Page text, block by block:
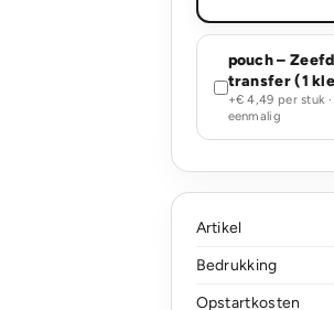
pouch –
transfer (1
+€ 4,49 per stuk
eenmalig
Artikel
Bedrukking
Opstartkosten